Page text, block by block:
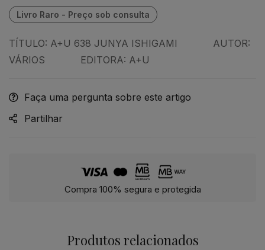
TÍTULO: A+U 638 JUNYA ISHIGAMI AUTOR:
VÁRIOS EDITORA: A+U
Faça uma pergunta sobre este artigo
Partilhar
Compra 100% segura e protegida
Produtos relacionados